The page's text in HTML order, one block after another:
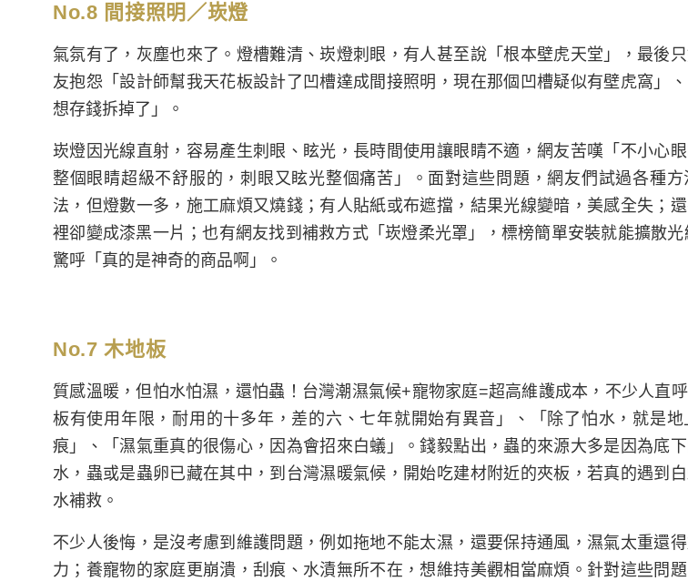
No.8 間接照明／崁燈
氣氛有了，灰塵也來了。燈槽難清、崁燈刺眼，有人甚至說「根本壁虎天堂」，最後
友抱怨「設計師幫我天花板設計了凹槽達成間接照明，現在那個凹槽疑似有壁虎窩」
想存錢拆掉了」。
崁燈因光線直射，容易產生刺眼、眩光，長時間使用讓眼睛不適，網友苦嘆「不小心
整個眼睛超級不舒服的，刺眼又眩光整個痛苦」。面對這些問題，網友們試過各種
法，但燈數一多，施工麻煩又燒錢；有人貼紙或布遮擋，結果光線變暗，美感全失；
裡卻變成漆黑一片；也有網友找到補救方式「崁燈柔光罩」，標榜簡單安裝就能擴散
驚呼「真的是神奇的商品啊」。
No.7 木地板
質感溫暖，但怕水怕濕，還怕蟲！台灣潮濕氣候+寵物家庭=超高維護成本，不少人直
板有使用年限，耐用的十多年，差的六、七年就開始有異音」、「除了怕水，就是
痕」、「濕氣重真的很傷心，因為會招來白蟻」。錢毅點出，蟲的來源大多是因為底
水，蟲或是蟲卵已藏在其中，到台灣濕暖氣候，開始吃建材附近的夾板，若真的遇到
水補救。
不少人後悔，是沒考慮到維護問題，例如拖地不能太濕，還要保持通風，濕氣太重還
力；養寵物的家庭更崩潰，刮痕、水漬無所不在，想維持美觀相當麻煩。針對這些問